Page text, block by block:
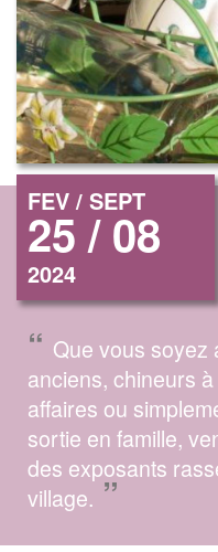
FEV / SEPT
25 / 08
2024
“ Que vous soyez
anciens, chineurs
affaires ou
sortie en famille,
des exposants
village.”